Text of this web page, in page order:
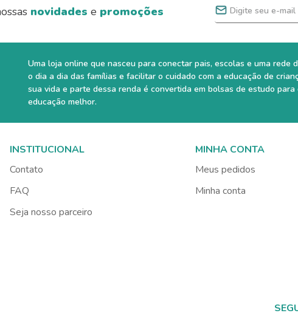
novidades e promoções
Uma loja online que nasceu para conectar pais, escolas e uma rede
o dia a dia das famílias e facilitar o cuidado com a educação de
sua vida e parte dessa renda é convertida em bolsas de estudo
educação melhor.
INSTITUCIONAL
Contato
FAQ
Seja nosso parceiro
MINHA CONTA
Meus pedidos
Minha conta